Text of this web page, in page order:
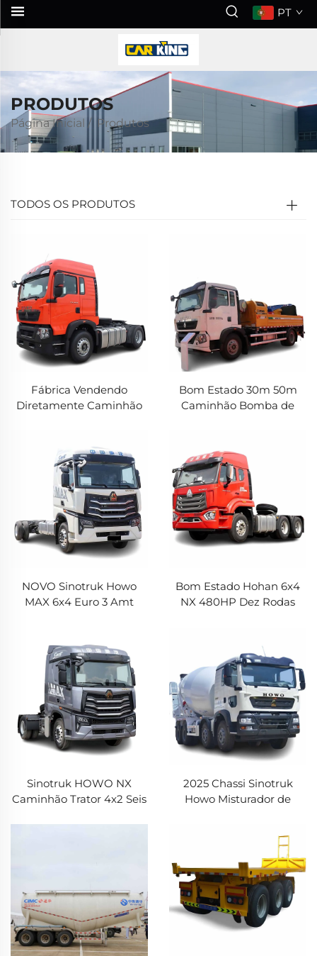
PT
PRODUTOS
Página Inicial / Produtos
TODOS OS PRODUTOS
Fábrica Vendendo
Diretamente Caminhão
40Toneladas Cabine
Pesada em Estoque
Bom Estado 30m 50m
Caminhão Bomba de
310HP Chassi Caminhão
Bomba de Concreto
NOVO Sinotruk Howo
MAX 6x4 Euro 3 Amt
Estoque Para Venda
Bom Estado Hohan 6x4
NX 480HP Dez Rodas
Caminhão à Venda
Sinotruk HOWO NX
Caminhão Trator 4x2 Seis
2025 Chassi Sinotruk
Howo Misturador de
Capacidade Caminhão de
Concreto para Venda